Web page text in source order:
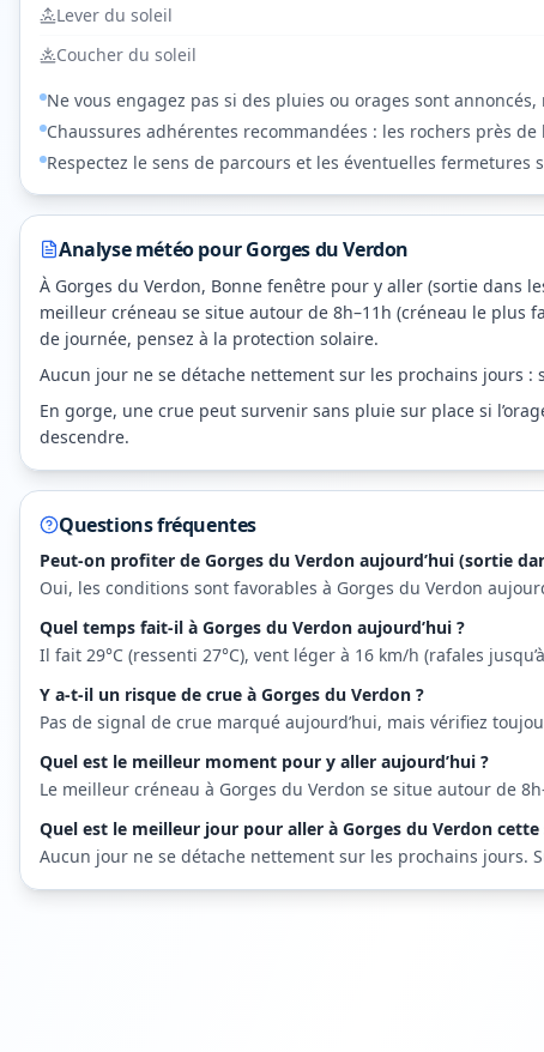
Lever du soleil
Coucher du soleil
Ne vous engagez pas si des pluies ou orages sont
Chaussures adhérentes recommandées : les rochers près de
Respectez le sens de parcours et les éventuelles fermetures
Analyse météo pourGorges du Verdon
À Gorges du Verdon, Bonne fenêtre pour y aller (sortie dans
meilleur créneau se situe autour de 8h–11h (créneau le plus
de journée, pensez à la protection solaire.
Aucun jour ne se détache nettement sur les prochains jours :
En gorge, une crue peut survenir sans pluie sur place si
descendre.
Questions fréquentes
Peut-on profiter de Gorges du Verdon aujourd’hui (sortie
Oui, les conditions sont favorables à Gorges du Verdon
Quel temps fait-il à Gorges du Verdon aujourd’hui ?
Il fait 29°C (ressenti 27°C), vent léger à 16 km/h (rafales
Y a-t-il un risque de crue à Gorges du Verdon ?
Pas de signal de crue marqué aujourd’hui, mais vérifiez
Quel est le meilleur moment pour y aller aujourd’hui ?
Le meilleur créneau à Gorges du Verdon se situe autour de
Quel est le meilleur jour pour aller à Gorges du Verdon cette
Aucun jour ne se détache nettement sur les prochains jours.